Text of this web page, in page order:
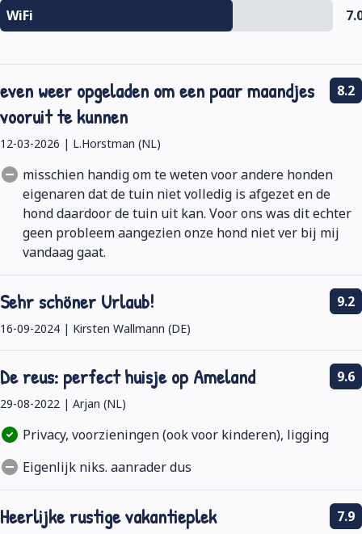
WiFi
even weer opgeladen om een paar maandjes
vooruit te kunnen
12-03-2026 | L.Horstman (NL)
8.2
misschien handig om te weten voor andere honden
eigenaren dat de tuin niet volledig is afgezet en de
hond daardoor de tuin uit kan. Voor ons was dit echter
geen probleem aangezien onze hond niet ver bij mij
vandaag gaat.
Sehr schöner Urlaub!
16-09-2024 | Kirsten Wallmann (DE)
9.2
De reus: perfect huisje op Ameland
29-08-2022 | Arjan (NL)
9.6
Privacy, voorzieningen (ook voor kinderen), ligging
Eigenlijk niks. aanrader dus
Heerlijke rustige vakantieplek 7.9